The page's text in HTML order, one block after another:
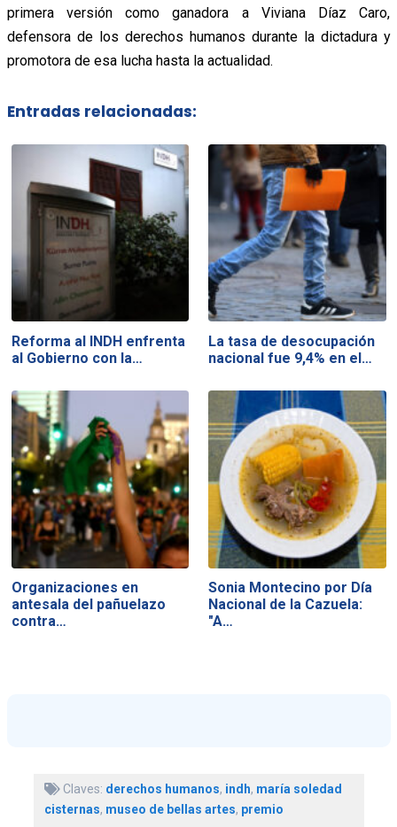
primera versión como ganadora a Viviana Díaz Caro,
defensora de los derechos humanos durante la dictadura y
promotora de esa lucha hasta la actualidad.
Entradas relacionadas:
Reforma al INDH enfrenta
al Gobierno con la…
La tasa de desocupación
nacional fue 9,4% en el…
Organizaciones en
antesala del pañuelazo
contra…
Sonia Montecino por Día
Nacional de la Cazuela:
"A…
Claves: derechos humanos, indh, maría soledad
cisternas, museo de bellas artes, premio